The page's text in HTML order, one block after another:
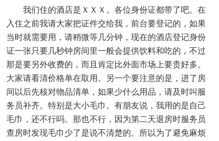
我们住的酒店是ＸＸＸ。各位身份证都带了吧。在
入住之前我请大家把证件交给我，前台要登记的，如果
当时就需要用，请稍微等几分钟，现在的酒店登记身份
证一张只要几秒钟房间里一般会提供饮料和吃的，不过
那是要另外收费的，而且肯定比外面市场上要贵好多。
大家请看清价格单在取用。另一个要注意的是，进了房
间以后先核对物品清单，如果少什么用品，请及时叫服
务员补齐。特别是大小毛巾。有朋友说，我用的是自己
毛巾，还不行吗。那也不行，因为第二天退房时服务员
查房时发现毛巾少了是说不清楚的。所以为了避免麻烦